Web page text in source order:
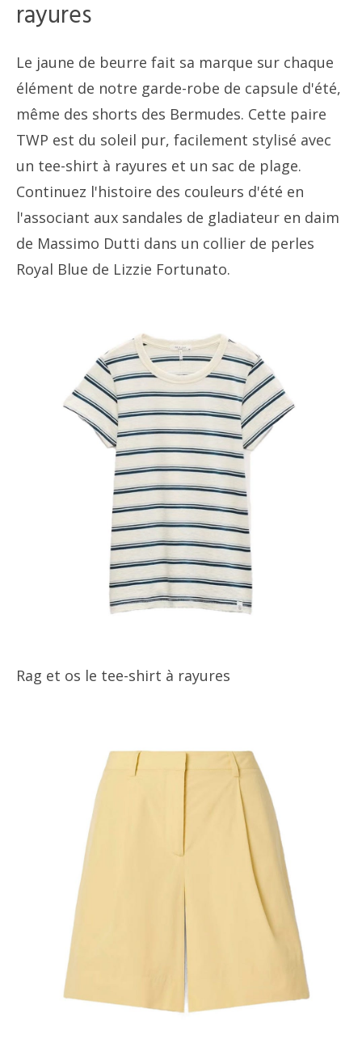
rayures
Le jaune de beurre fait sa marque sur chaque
élément de notre garde-robe de capsule d'été,
même des shorts des Bermudes. Cette paire
TWP est du soleil pur, facilement stylisé avec
un tee-shirt à rayures et un sac de plage.
Continuez l'histoire des couleurs d'été en
l'associant aux sandales de gladiateur en daim
de Massimo Dutti dans un collier de perles
Royal Blue de Lizzie Fortunato.
Rag et os le tee-shirt à rayures